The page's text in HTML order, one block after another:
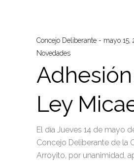
Concejo Deliberante
mayo 15,
Novedades
Ley
El día Jueves 14 de mayo
Concejo Deliberante de la
Arroyito, por unanimidad,